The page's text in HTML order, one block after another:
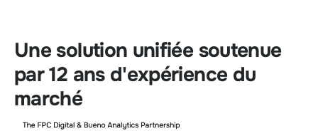
Une solution unifiée soutenue
par 12 ans d'expérience du
marché